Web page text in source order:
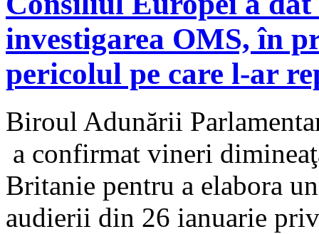
investigarea OMS, în
pericolul pe care l-ar
Biroul Adunării
a confirmat vineri
Britanie pentru a elabora
audierii din 26 ianuarie